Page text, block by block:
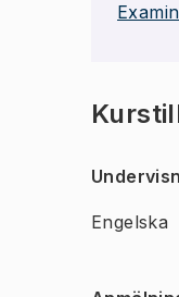
Engelska